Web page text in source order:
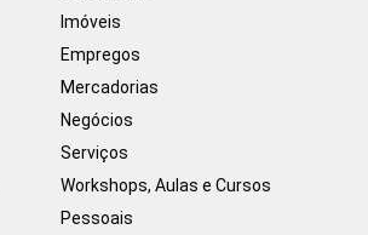
Imóveis
Empregos
Mercadorias
Negócios
Serviços
Workshops, Aulas e Cursos
Pessoais